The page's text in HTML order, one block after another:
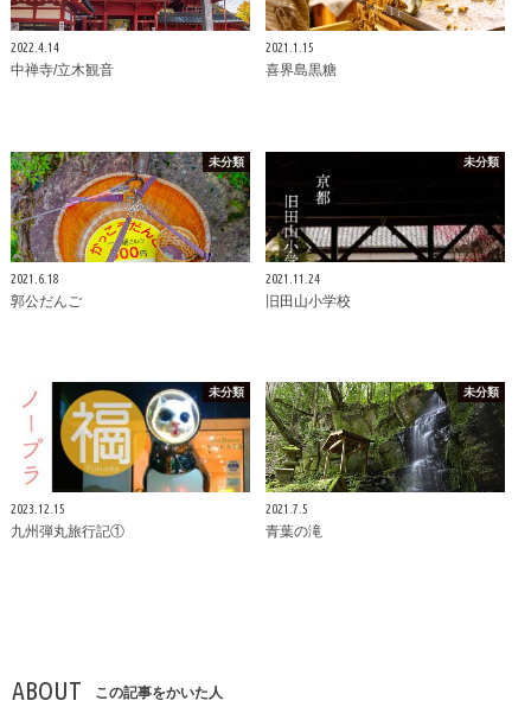
2022.4.14
中禅寺/立木観音
2021.1.15
喜界島黒糖
未分類
2021.6.18
郭公だんご
未分類
2021.11.24
旧田山小学校
未分類
2023.12.15
九州弾丸旅行記①
未分類
2021.7.5
青葉の滝
ABOUT この記事をかいた人